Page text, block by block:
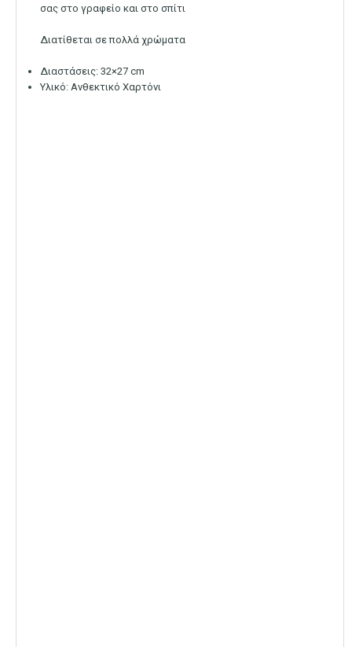
σας στο γραφείο και στο σπίτι
Διατίθεται σε πολλά χρώματα
Διαστάσεις: 32×27 cm
Υλικό: Ανθεκτικό Χαρτόνι